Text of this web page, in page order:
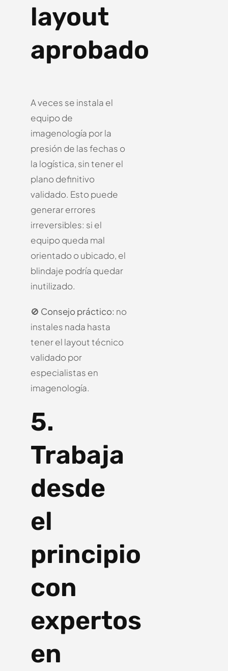
layout
aprobado
A veces se instala el
equipo de
imagenología por la
presión de las fechas o
la logística, sin tener el
plano definitivo
validado. Esto puede
generar errores
irreversibles: si el
equipo queda mal
orientado o ubicado, el
blindaje podría quedar
inutilizado.
🚫 Consejo práctico: no
instales nada hasta
tener el layout técnico
validado por
especialistas en
imagenología.
5.
Trabaja
desde
el
principio
con
expertos
en